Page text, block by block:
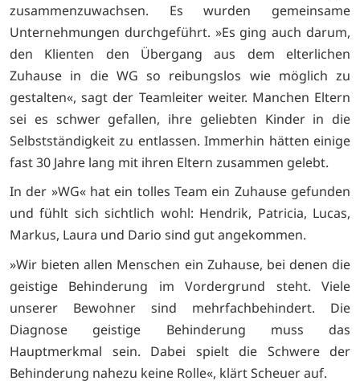
zusammenzuwachsen. Es wurden gemeinsame
Unternehmungen durchgeführt. »Es ging auch darum,
den Klienten den Übergang aus dem elterlichen
Zuhause in die WG so reibungslos wie möglich zu
gestalten«, sagt der Teamleiter weiter. Manchen Eltern
sei es schwer gefallen, ihre geliebten Kinder in die
Selbstständigkeit zu entlassen. Immerhin hätten einige
fast 30 Jahre lang mit ihren Eltern zusammen gelebt.
In der »WG« hat ein tolles Team ein Zuhause gefunden
und fühlt sich sichtlich wohl: Hendrik, Patricia, Lucas,
Markus, Laura und Dario sind gut angekommen.
»Wir bieten allen Menschen ein Zuhause, bei denen die
geistige Behinderung im Vordergrund steht. Viele
unserer Bewohner sind mehrfachbehindert. Die
Diagnose geistige Behinderung muss das
Hauptmerkmal sein. Dabei spielt die Schwere der
Behinderung nahezu keine Rolle«, klärt Scheuer auf.